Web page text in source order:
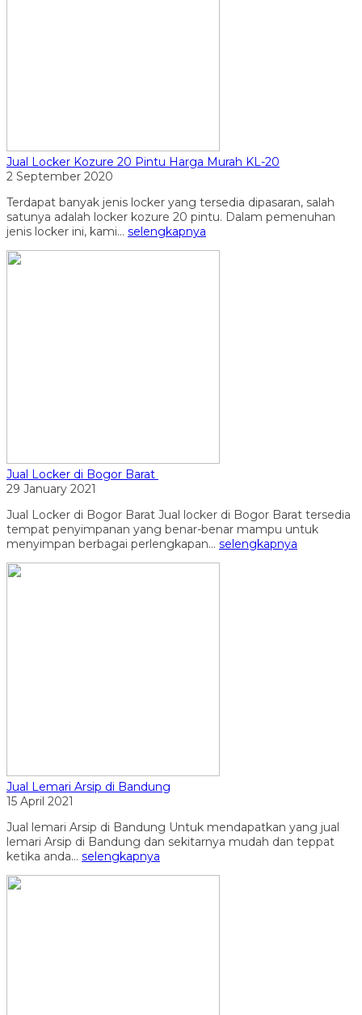
Jual Locker Kozure 20 Pintu Harga Murah KL-20
2 September 2020
Terdapat banyak jenis locker yang tersedia dipasaran, salah
satunya adalah locker kozure 20 pintu. Dalam pemenuhan
jenis locker ini, kami... selengkapnya
Jual Locker di Bogor Barat
29 January 2021
Jual Locker di Bogor Barat Jual locker di Bogor Barat tersedia
tempat penyimpanan yang benar-benar mampu untuk
menyimpan berbagai perlengkapan... selengkapnya
Jual Lemari Arsip di Bandung
15 April 2021
Jual lemari Arsip di Bandung Untuk mendapatkan yang jual
lemari Arsip di Bandung dan sekitarnya mudah dan teppat
ketika anda... selengkapnya